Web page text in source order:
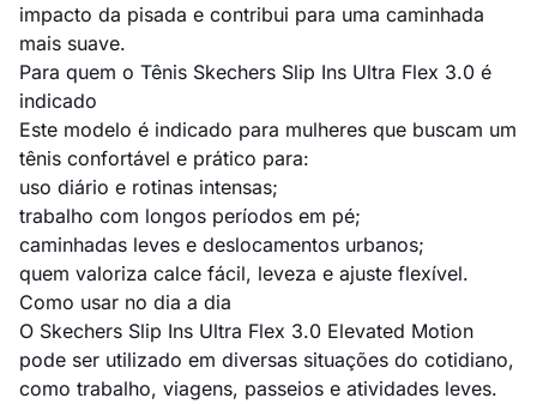
impacto da pisada e contribui para uma caminhada
mais suave.
Para quem o Tênis Skechers Slip Ins Ultra Flex 3.0 é
indicado
Este modelo é indicado para mulheres que buscam um
tênis confortável e prático para:
uso diário e rotinas intensas;
trabalho com longos períodos em pé;
caminhadas leves e deslocamentos urbanos;
quem valoriza calce fácil, leveza e ajuste flexível.
Como usar no dia a dia
O Skechers Slip Ins Ultra Flex 3.0 Elevated Motion
pode ser utilizado em diversas situações do cotidiano,
como trabalho, viagens, passeios e atividades leves.